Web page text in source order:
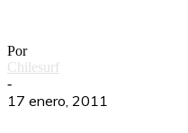
Por
Chilesurf
-
17 enero, 2011